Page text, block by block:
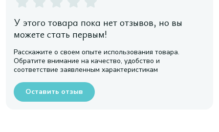
У этого товара пока нет отзывов, но вы
можете стать первым!
Расскажите о своем опыте использования товара.
Обратите внимание на качество, удобство и
соответствие заявленным характеристикам
Оставить отзыв